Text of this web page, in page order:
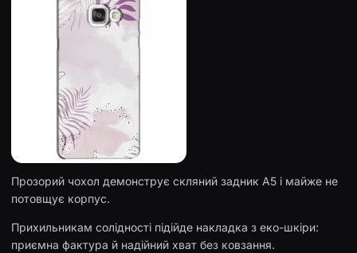
Прозорий чохол демонструє скляний задник A5 і майже не
потовщує корпус.
Прихильникам солідності підійде накладка з еко-шкіри:
приємна фактура й надійний хват без ковзання.